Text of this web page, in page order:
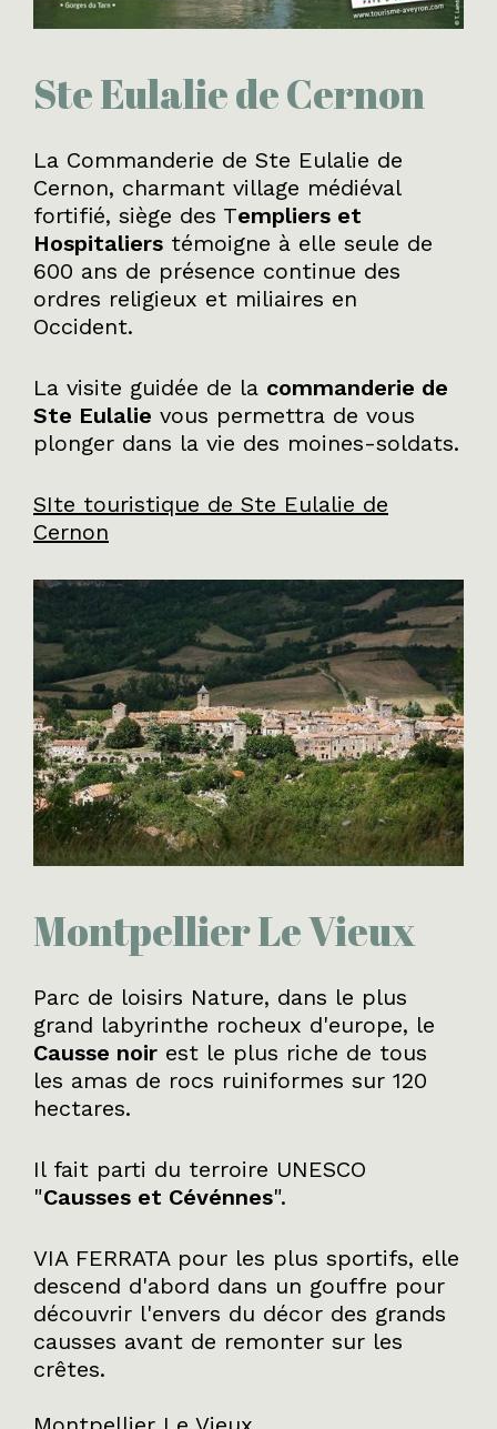
Ste Eulalie de Cernon
La Commanderie de Ste Eulalie de
Cernon, charmant village médiéval
fortifié, siège des Templiers et
Hospitaliers témoigne à elle seule de
600 ans de présence continue des
ordres religieux et miliaires en
Occident.
La visite guidée de la commanderie de
Ste Eulalie vous permettra de vous
plonger dans la vie des moines-soldats.
SIte touristique de Ste Eulalie de
Cernon
Montpellier Le Vieux
Parc de loisirs Nature, dans le plus
grand labyrinthe rocheux d'europe, le
Causse noir est le plus riche de tous
les amas de rocs ruiniformes sur 120
hectares.
Il fait parti du terroire UNESCO
"Causses et Cévénnes".
VIA FERRATA pour les plus sportifs, elle
descend d'abord dans un gouffre pour
découvrir l'envers du décor des grands
causses avant de remonter sur les
crêtes.